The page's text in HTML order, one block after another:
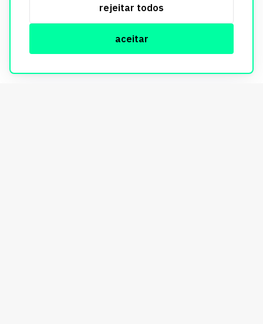
rejeitar todos
aceitar
informações, consulte nossa Política de Privacidade.
© Copyright Imobi Report. Todos os direitos reservados.
Política de privacidade
mobister